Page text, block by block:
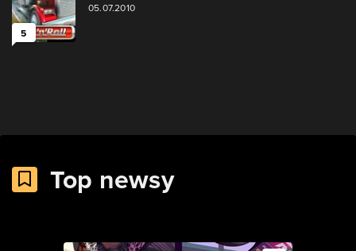
5
05.07.2010
Top newsy